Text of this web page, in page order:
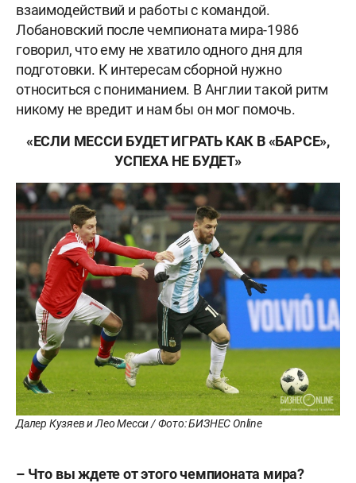
взаимодействий и работы с командой.
Лобановский после чемпионата мира-1986
говорил, что ему не хватило одного дня для
подготовки. К интересам сборной нужно
относиться с пониманием. В Англии такой ритм
никому не вредит и нам бы он мог помочь.
«ЕСЛИ МЕССИ БУДЕТ ИГРАТЬ КАК В «БАРСЕ»,
УСПЕХА НЕ БУДЕТ»
Далер Кузяев и Лео Месси / Фото: БИЗНЕС Online
– Что вы ждете от этого чемпионата мира?